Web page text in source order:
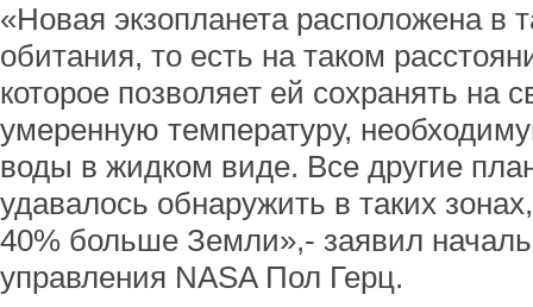
«Новая экзопланета расположена в
обитания, то есть на таком
которое позволяет ей сохранять на
умеренную температуру,
воды в жидком виде. Все другие
удавалось обнаружить в таких
40% больше Земли»,- заявил
управления NASA Пол Герц.